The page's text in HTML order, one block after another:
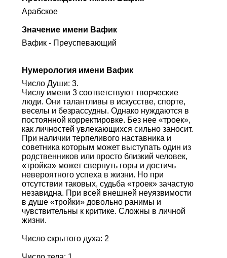
Арабское
Значение имени Вафик
Вафик - Преуспевающий
Нумерология имени Вафик
Число Души: 3.
Числу имени 3 соответствуют творческие
люди. Они талантливы в искусстве, спорте,
веселы и безрассудны. Однако нуждаются в
постоянной корректировке. Без нее «троек»,
как личностей увлекающихся сильно заносит.
При наличии терпеливого наставника и
советника которым может выступать один из
родственников или просто близкий человек,
«тройка» может свернуть горы и достичь
невероятного успеха в жизни. Но при
отсутствии таковых, судьба «троек» зачастую
незавидна. При всей внешней неуязвимости
в душе «тройки» довольно ранимы и
чувствительны к критике. Сложны в личной
жизни.
Число скрытого духа: 2